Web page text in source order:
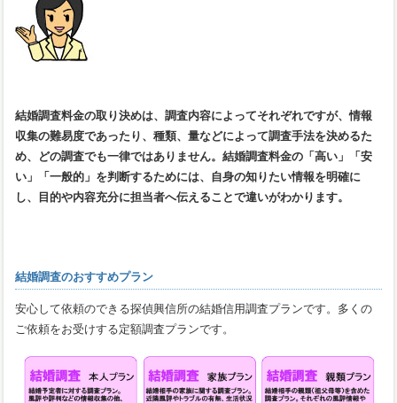
結婚調査料金の取り決めは、調査内容によってそれぞれですが、情報
収集の難易度であったり、種類、量などによって調査手法を決めるた
め、どの調査でも一律ではありません。結婚調査料金の「高い」「安
い」「一般的」を判断するためには、自身の知りたい情報を明確に
し、目的や内容充分に担当者へ伝えることで違いがわかります。
結婚調査のおすすめプラン
安心して依頼のできる探偵興信所の結婚信用調査プランです。多くの
ご依頼をお受けする定額調査プランです。